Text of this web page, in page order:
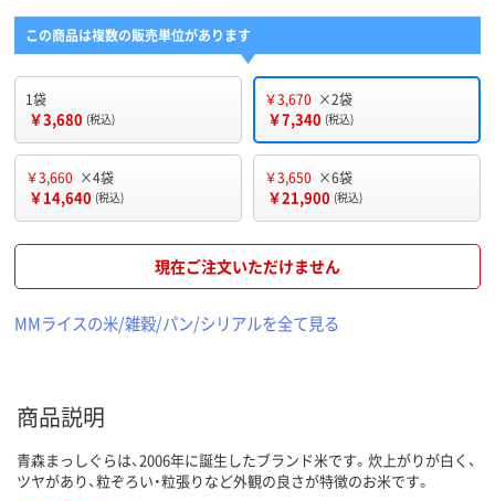
この商品は複数の販売単位があります
1袋
￥3,680 (税込)
￥3,670 ×2袋
￥7,340 (税込)
￥3,660 ×4袋
￥14,640 (税込)
￥3,650 ×6袋
￥21,900 (税込)
現在ご注文いただけません
MMライスの米/雑穀/パン/シリアルを全て見る
商品説明
青森まっしぐらは、2006年に誕生したブランド米です。炊上がりが白く、
ツヤがあり、粒ぞろい・粒張りなど外観の良さが特徴のお米です。